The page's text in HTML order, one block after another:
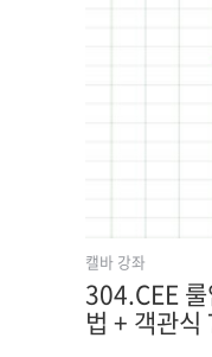
캘바 강좌
304.CEE
법 + 객관식